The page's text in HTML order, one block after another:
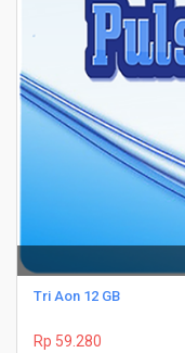
Tri Aon 12 GB
Rp 59.280